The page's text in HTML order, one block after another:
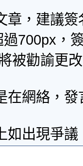
章，建議
700px，
被勸諭更
在網絡，
如出現爭